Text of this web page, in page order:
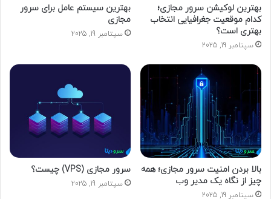
د
ک
ن
ی
بهترین لوکیشن سرور مجازی؛
کدام موقعیت جغرافیایی انتخاب
بهتری است؟
سپتامبر 19, 2025
بهترین سیستم عامل برای سرور
مجازی
سپتامبر 19, 2025
بالا بردن امنیت سرور مجازی؛ همه
چیز از نگاه یک مدیر وب
سپتامبر 19, 2025
سرور مجازی (VPS) چیست؟
سپتامبر 19, 2025